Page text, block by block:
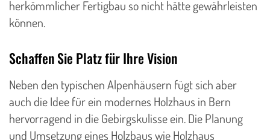
herkömmlicher Fertigbau so nicht hätte gewährleisten
können.
Schaffen Sie Platz für Ihre Vision
Neben den typischen Alpenhäusern fügt sich aber
auch die Idee für ein modernes Holzhaus in Bern
hervorragend in die Gebirgskulisse ein. Die Planung
und Umsetzung eines Holzbaus wie Holzhaus